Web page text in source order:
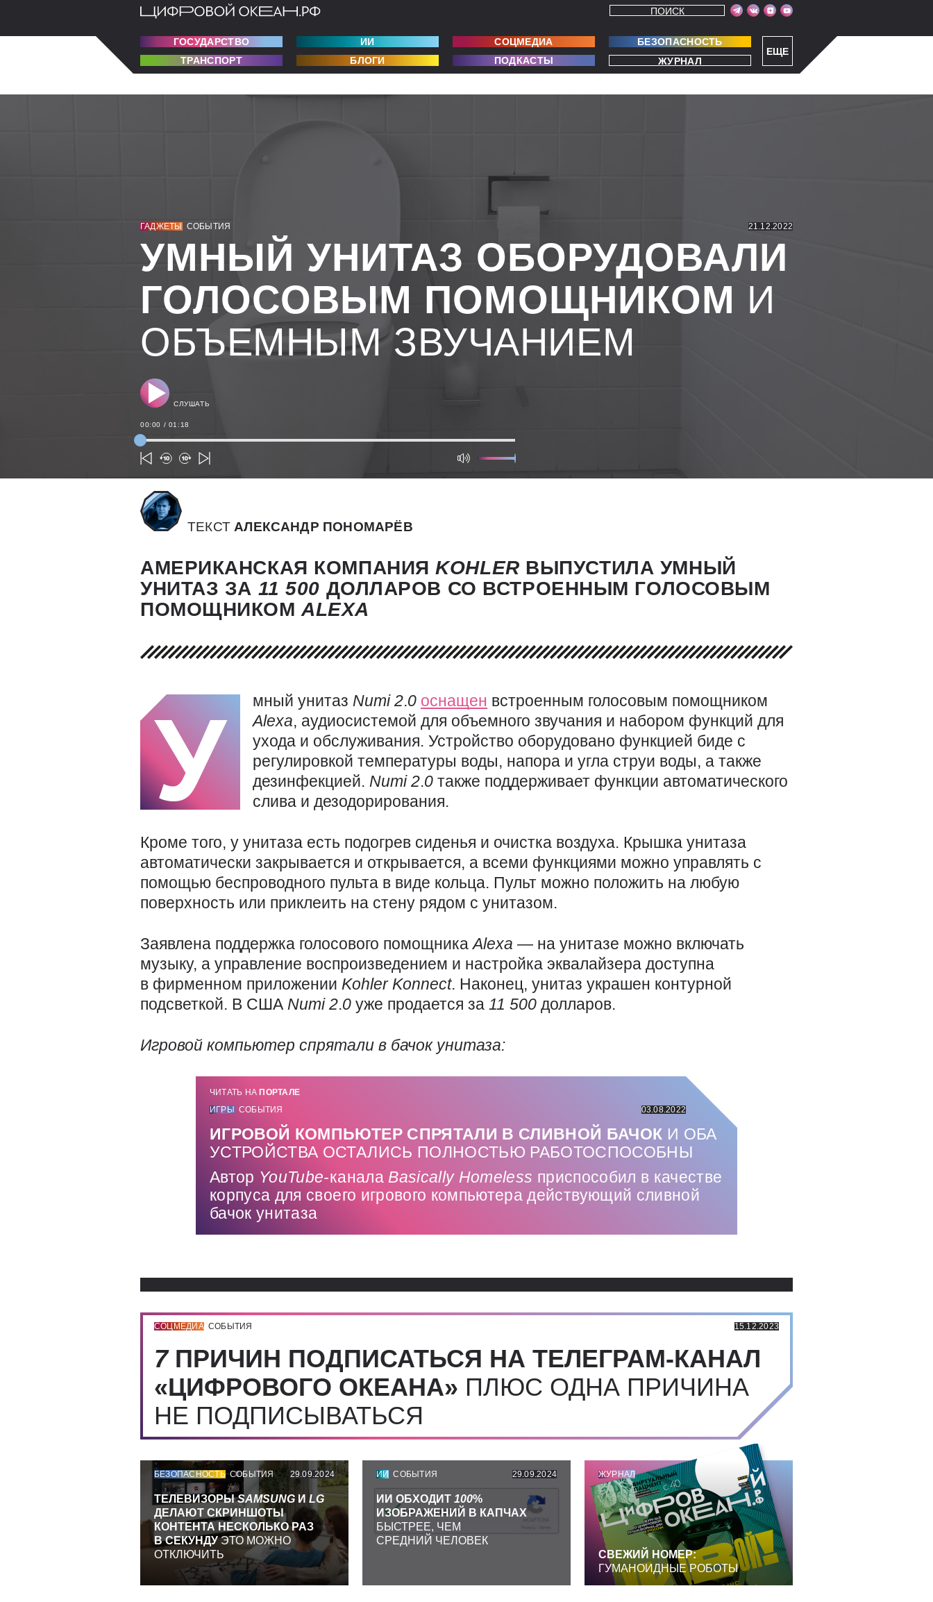
ЕЩЕ
ПОИСК
ГОСУДАРСТВО ИИ СОЦМЕДИА
БЕЗОПАСНОСТЬ
ТРАНСПОРТ
БЛОГИ ПОДКАСТЫ ЖУРНАЛ
ГАДЖЕТЫ СОБЫТИЯ 21.12.2022
УМНЫЙ УНИТАЗ ОБОРУДОВАЛИ
ГОЛОСОВЫМ ПОМОЩНИКОМ И
ОБЪЕМНЫМ ЗВУЧАНИЕМ
СЛУШАТЬ
00:00 / 01:18
ТЕКСТ АЛЕКСАНДР ПОНОМАРЁВ
АМЕРИКАНСКАЯ КОМПАНИЯKOHLER ВЫПУСТИЛА УМНЫЙ
УНИТАЗ ЗА 11 500 ДОЛЛАРОВ СО ВСТРОЕННЫМ ГОЛОСОВЫМ
ПОМОЩНИКОМALEXA
У мный унитаз Numi 2.0 оснащен встроенным голосовым помощником
Alexa, аудиосистемой для объемного звучания и набором функций для
ухода и обслуживания. Устройство оборудовано функцией биде с
регулировкой температуры воды, напора и угла струи воды, а также
дезинфекцией. Numi 2.0 также поддерживает функции автоматического
слива и дезодорирования.
Кроме того, у унитаза есть подогрев сиденья и очистка воздуха. Крышка унитаза
автоматически закрывается и открывается, а всеми функциями можно управлять с
помощью беспроводного пульта в виде кольца. Пульт можно положить на любую
поверхность или приклеить на стену рядом с унитазом.
Заявлена поддержка голосового помощникаAlexa — на унитазе можно включать
музыку, а управление воспроизведением и настройка эквалайзера доступна
в фирменном приложении Kohler Konnect. Наконец, унитаз украшен контурной
подсветкой. В США Numi 2.0 уже продается за 11 500 долларов.
Игровой компьютер спрятали в бачок унитаза:
ЧИТАТЬ НА ПОРТАЛЕ
ИГРЫ
СОБЫТИЯ 03.08.2022
ИГРОВОЙ КОМПЬЮТЕР СПРЯТАЛИ В СЛИВНОЙ БАЧОК И ОБА
УСТРОЙСТВА ОСТАЛИСЬ ПОЛНОСТЬЮ РАБОТОСПОСОБНЫ
Автор YouTube-канала Basically Homeless приспособил в качестве
корпуса для своего игрового компьютера действующий сливной
бачок унитаза
СОЦМЕДИА СОБЫТИЯ 15.12.2023
7 ПРИЧИН ПОДПИСАТЬСЯ НА ТЕЛЕГРАМ-КАНАЛ
«ЦИФРОВОГО ОКЕАНА» ПЛЮС ОДНА ПРИЧИНА
НЕ ПОДПИСЫВАТЬСЯ
БЕЗОПАСНОСТЬ СОБЫТИЯ 29.09.2024
ТЕЛЕВИЗОРЫSAMSUNG И LG
ДЕЛАЮТ СКРИНШОТЫ
КОНТЕНТА НЕСКОЛЬКО РАЗ
В СЕКУНДУЭТО МОЖНО
ОТКЛЮЧИТЬ
ИИ СОБЫТИЯ 29.09.2024
ИИ ОБХОДИТ 100%
ИЗОБРАЖЕНИЙ В КАПЧАХ
БЫСТРЕЕ, ЧЕМ
СРЕДНИЙ ЧЕЛОВЕК
ЖУРНАЛ
СВЕЖИЙ НОМЕР:
ГУМАНОИДНЫЕ РОБОТЫ